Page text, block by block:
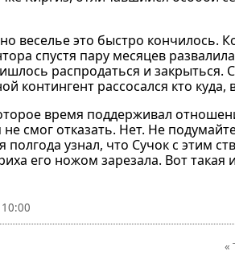
веселье это быстро кончилось.
спустя пару месяцев
распродаться и
контингент рассосался кто куда,
время поддерживал
смог отказать. Нет. Не
полгода узнал, что Сучок с этим
его ножом зарезала. Вот такая
«